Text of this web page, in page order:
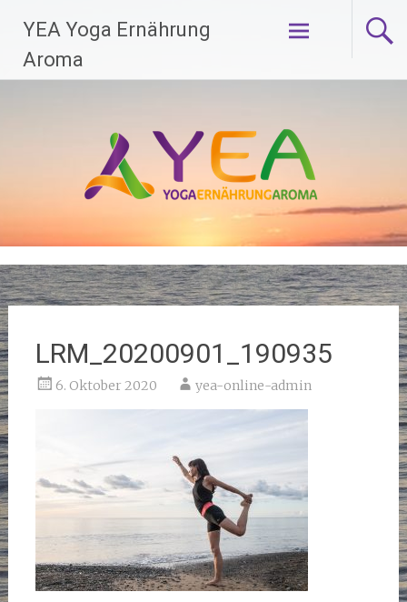
Inhalt
springen
YEA Yoga Ernährung
Aroma
LRM_20200901_190935
6. Oktober 2020 yea-online-admin